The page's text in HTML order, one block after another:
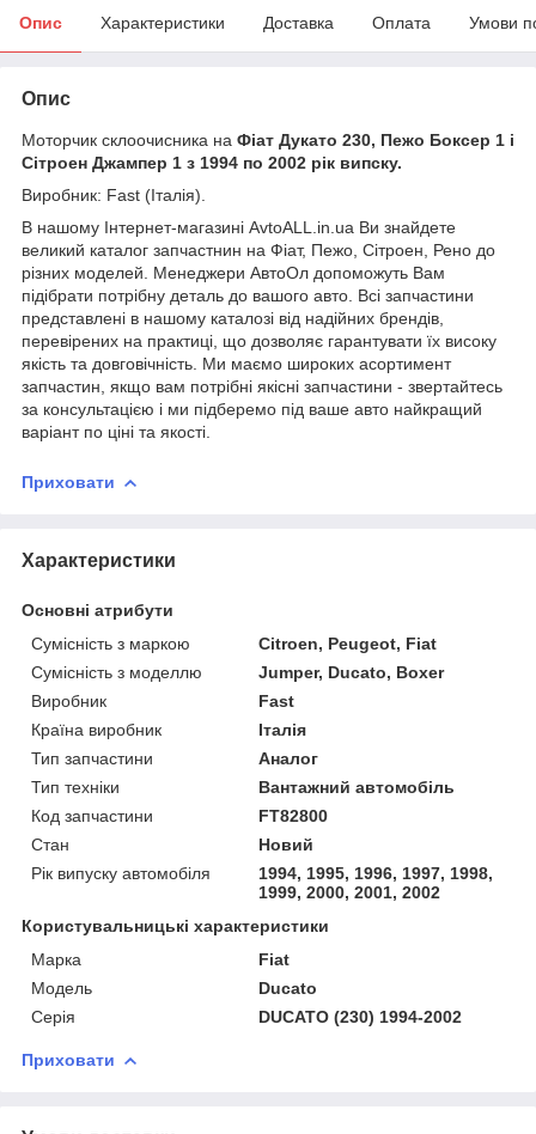
Опис Характеристики Доставка Оплата Умови
Опис
Моторчик склоочисника на Фіат Дукато 230, Пежо Боксер 1 і
Сітроен Джампер 1 з 1994 по 2002 рік випску.
Виробник: Fast (Італія).
В нашому Інтернет-магазині AvtoALL.in.ua Ви знайдете
великий каталог запчастнин на Фіат, Пежо, Сітроен, Рено до
різних моделей. Менеджери АвтоОл допоможуть Вам
підібрати потрібну деталь до вашого авто. Всі запчастини
представлені в нашому каталозі від надійних брендів,
перевірених на практиці, що дозволяє гарантувати їх високу
якість та довговічність. Ми маємо широких асортимент
запчастин, якщо вам потрібні якісні запчастини - звертайтесь
за консультацією і ми підберемо під ваше авто найкращий
варіант по ціні та якості.
Приховати
Характеристики
Основні атрибути
Сумісність з маркою
Citroen, Peugeot, Fiat
Сумісність з моделлю
Jumper, Ducato, Boxer
Виробник
Fast
Країна виробник
Італія
Тип запчастини
Аналог
Тип техніки
Вантажний автомобіль
Код запчастини
FT82800
Стан
Новий
Рік випуску автомобіля
1994, 1995, 1996, 1997, 1998,
1999, 2000, 2001, 2002
Користувальницькі характеристики
Марка
Fiat
Модель
Ducato
Серія
DUCATO (230) 1994-2002
Приховати